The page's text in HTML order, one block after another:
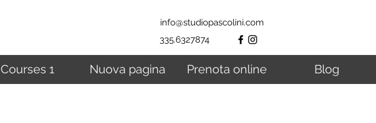
info@studiopascolini.com
335.6327874
Courses 1 Nuova pagina Prenota online Blog